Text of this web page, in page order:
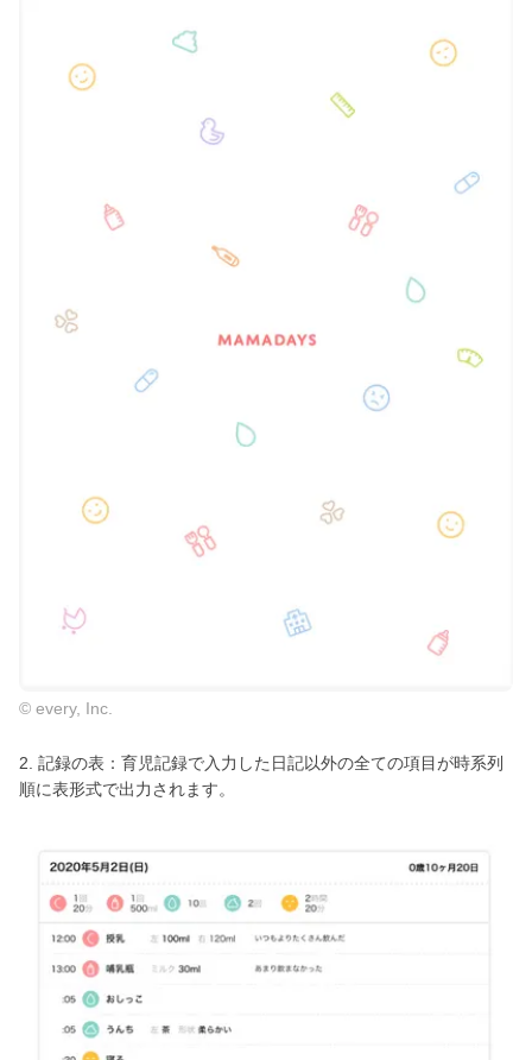
© every, Inc.
2. 記録の表：育児記録で入力した日記以外の全ての項目が時系列
順に表形式で出力されます。